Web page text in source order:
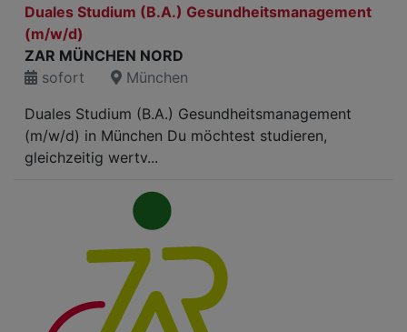
Duales Studium (B.A.) Gesundheitsmanagement
(m/w/d)
ZAR MÜNCHEN NORD
sofort
München
Duales Studium (B.A.) Gesundheitsmanagement
(m/w/d) in München Du möchtest studieren,
gleichzeitig wertv...